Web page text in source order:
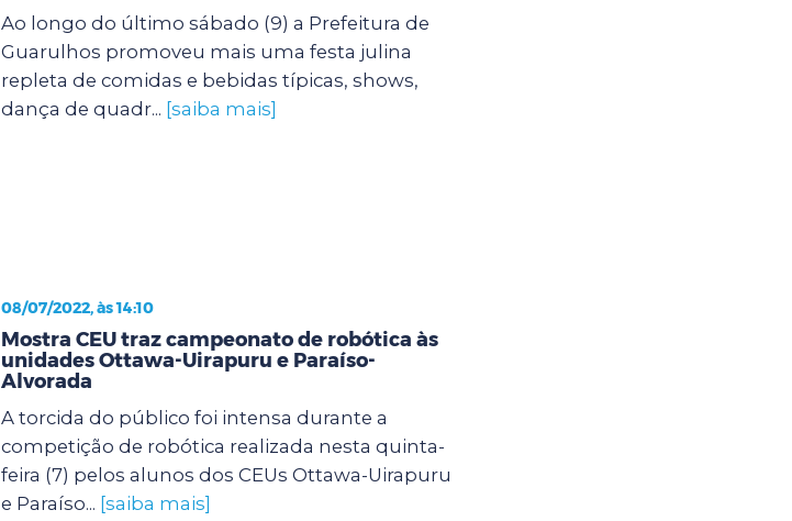
Ao longo do último sábado (9) a Prefeitura de
Guarulhos promoveu mais uma festa julina
repleta de comidas e bebidas típicas, shows,
dança de quadr... [saiba mais]
08/07/2022, às 14:10
Mostra CEU traz campeonato de robótica às
unidades Ottawa-Uirapuru e Paraíso-
Alvorada
A torcida do público foi intensa durante a
competição de robótica realizada nesta quinta-
feira (7) pelos alunos dos CEUs Ottawa-Uirapuru
e Paraíso... [saiba mais]